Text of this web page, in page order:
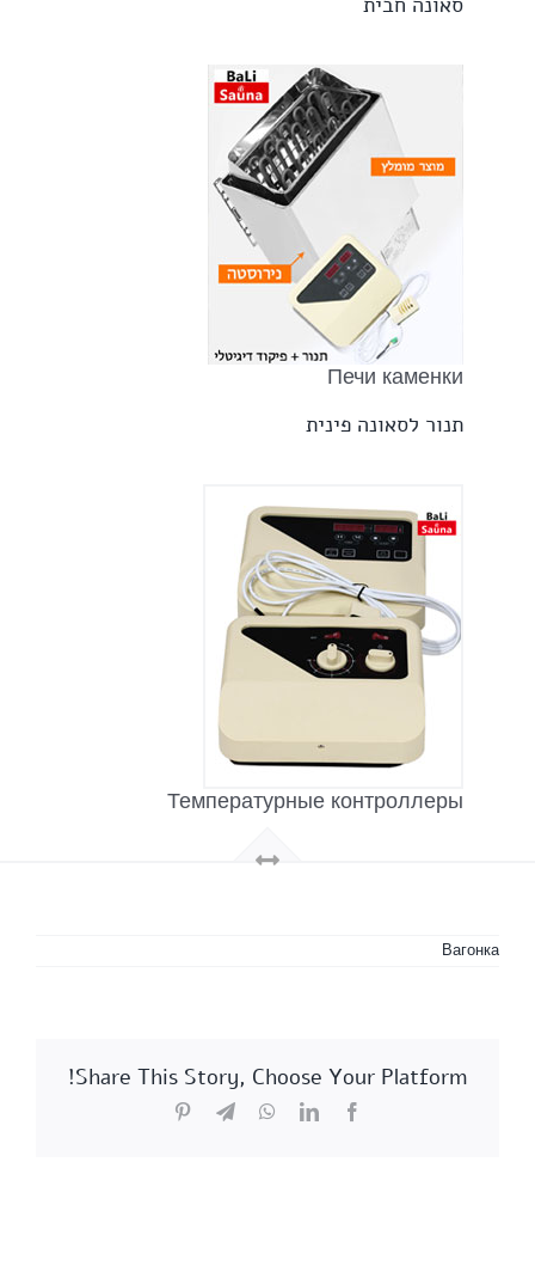
Печи каменки
תנור לסאונה פינית
Температурные контроллеры
Вагонка
Share This Story, Choose Your Platform!
Facebook
LinkedIn
WhatsApp
Telegram